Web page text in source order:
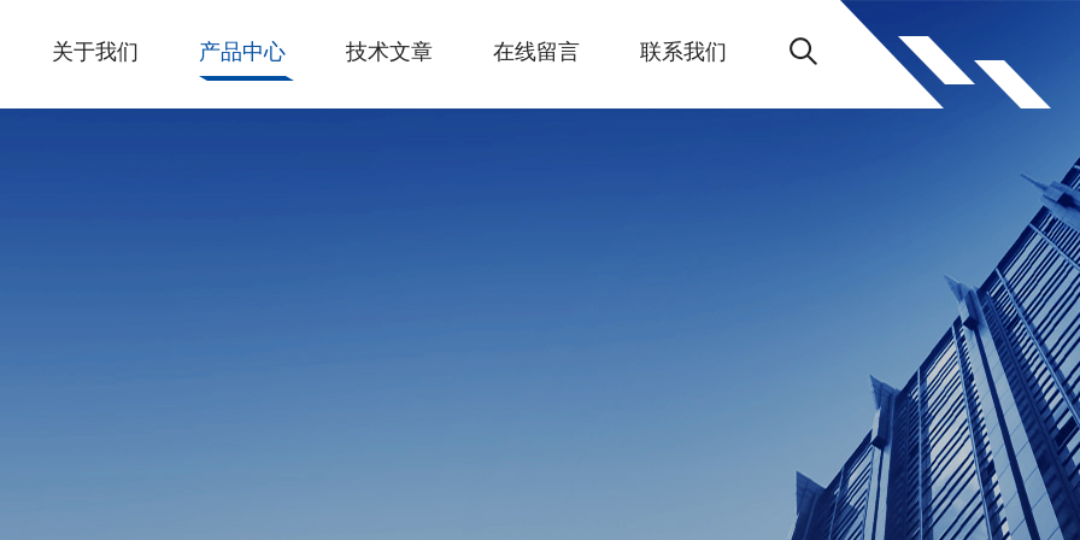
关于我们 产品中心 技术文章 在线留言 联系我们